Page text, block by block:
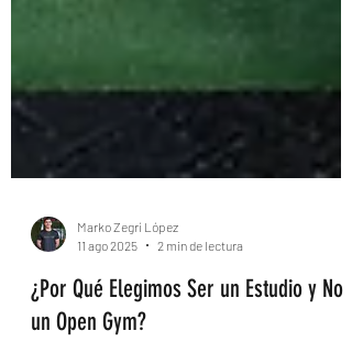
Marko Zegrí López
11 ago 2025
2 min de lectura
¿Por Qué Elegimos Ser un Estudio y No